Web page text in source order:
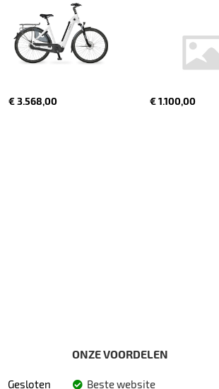
€ 3.568,00 € 1.100,00
Gesloten
ONZE VOORDELEN
Beste website